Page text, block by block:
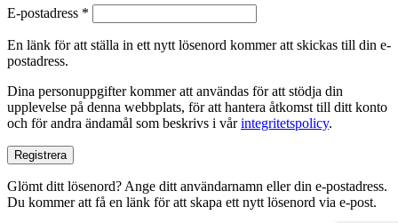
E-postadress *
En länk för att ställa in ett nytt lösenord kommer att skickas till din e-
postadress.
Dina personuppgifter kommer att användas för att stödja din
upplevelse på denna webbplats, för att hantera åtkomst till ditt konto
och för andra ändamål som beskrivs i vårintegritetspolicy.
Registrera
Glömt ditt lösenord? Ange ditt användarnamn eller din e-postadress.
Du kommer att få en länk för att skapa ett nytt lösenord via e-post.